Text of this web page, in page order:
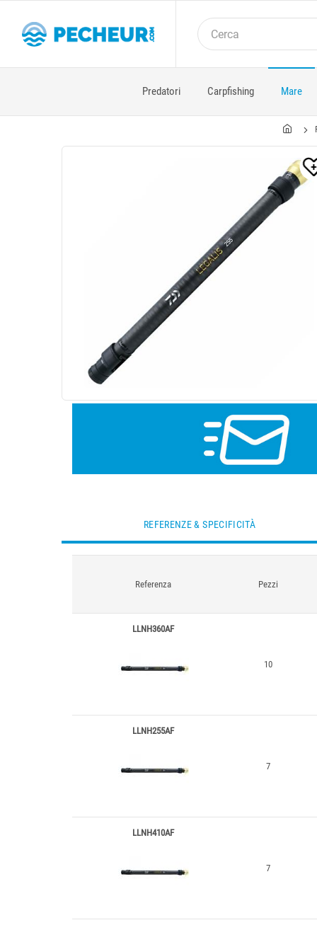
Predatori Carpfishing Mare
REFERENZE & SPECIFICITÀ
Referenza Pezzi
LLNH360AF
10
LLNH255AF
7
LLNH410AF
7